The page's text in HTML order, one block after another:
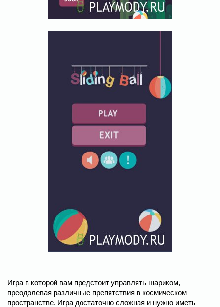
Игра в которой вам предстоит управлять шариком,
преодолевая различные препятствия в космическом
пространстве. Игра достаточно сложная и нужно иметь